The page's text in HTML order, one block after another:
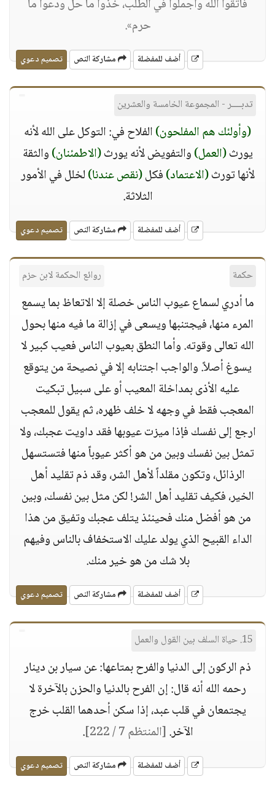
فاتقوا الله وأجملوا في الطلب، خذوا ما حل ودعوا ما
حرم».
أضف للمفضلة مشاركة النص تصميم دعوي
تدبــــر - المجموعة الخامسة والعشرين
(وأولئك هم المفلحون)الفلاح في: التوكل على الله لأنه
يورث(العمل)والتفويض لأنه يورث(الاطمئنان)والثقة
لأنها تورث(الاعتماد)فكل(نقص عندنا)لخلل في الأمور
الثلاثة.
أضف للمفضلة مشاركة النص تصميم دعوي
حكمة روائع الحكمة لابن حزم
ما أدري لسماع عيوب الناس خصلة إلا الاتعاظ بما يسمع
المرء منها، فيجتنبها ويسعى في إزالة ما فيه منها بحول
الله تعالى وقوته. وأما النطق بعيوب الناس فعيب كبير لا
يسوغ أصلاً. والواجب اجتنابه إلا في نصيحة من يتوقع
عليه الأذى بمداخلة المعيب أو على سبيل تبكيت
المعجب فقط في وجهه لا خلف ظهره، ثم يقول للمعجب
ارجع إلى نفسك فإذا ميزت عيوبها فقد داويت عجبك، ولا
تمثل بين نفسك وبين من هو أكثر عيوباً منها فتستسهل
الرذائل، وتكون مقلداً لأهل الشر، وقد ذم تقليد أهل
الخير، فكيف تقليد أهل الشر! لكن مثل بين نفسك، وبين
من هو أفضل منك فحينئذ يتلف عجبك وتفيق من هذا
الداء القبيح الذي يولد عليك الاستخفاف بالناس وفيهم
بلا شك من هو خير منك.
أضف للمفضلة مشاركة النص تصميم دعوي
15. حياة السلف بين القول والعمل
ذم الركون إلى الدنيا والفرح بمتاعها: عن سيار بن دينار
رحمه الله أنه قال: إن الفرح بالدنيا والحزن بالآخرة لا
يجتمعان في قلب عبد، إذا سكن أحدهما القلب خرج
الآخر.[المنتظم 7 / 222] .
أضف للمفضلة مشاركة النص تصميم دعوي